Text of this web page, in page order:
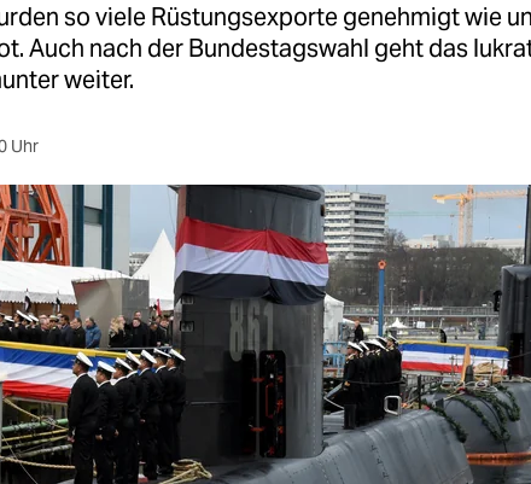
so viele Rüstungsexporte genehmigt wie
Auch nach der Bundestagswahl geht das
weiter.
Uhr